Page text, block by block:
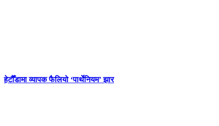
हेटौँडामा व्यापक फैलियो ‘पार्थेनियम’ झार